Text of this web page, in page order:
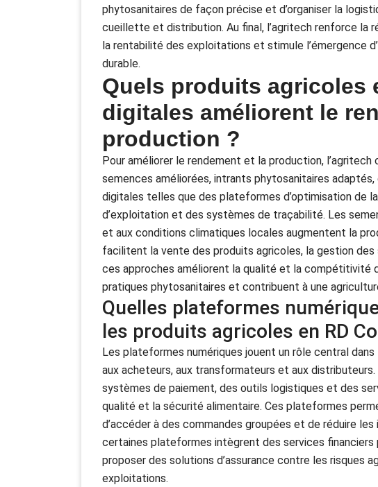
phytosanitaires de façon précise et d’organiser la
cueillette et distribution. Au final, l’agritech renforce la
la rentabilité des exploitations et stimule l’émergence
durable.
Quels produits agricoles
digitales améliorent le
production ?
Pour améliorer le rendement et la production,
semences améliorées, intrants phytosanitaires
digitales telles que des plateformes d’optimisation de
d’exploitation et des systèmes de traçabilité. Les
et aux conditions climatiques locales augmentent la
facilitent la vente des produits agricoles, la gestion
ces approches améliorent la qualité et la compétitivité
pratiques phytosanitaires et contribuent à une
Quelles plateformes
les produits agricoles en RD
Les plateformes numériques jouent un rôle central
aux acheteurs, aux transformateurs et aux
systèmes de paiement, des outils logistiques et des
qualité et la sécurité alimentaire. Ces plateformes
d’accéder à des commandes groupées et de réduire
certaines plateformes intègrent des services
proposer des solutions d’assurance contre les risques
exploitations.